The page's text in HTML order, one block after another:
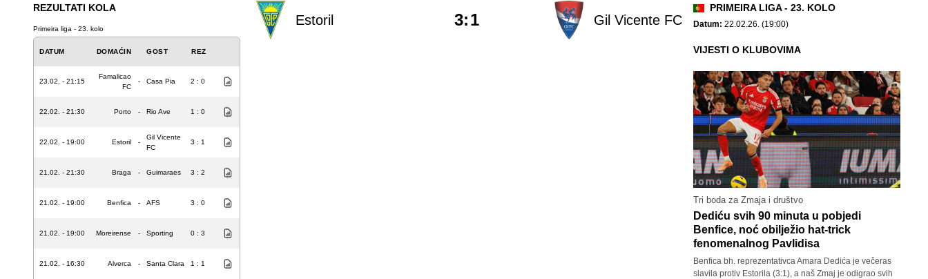
REZULTATI KOLA
Primeira liga - 23. kolo
DATUM DOMAĆIN GOST REZ
23.02. - 21:15
Famalicao
FC
- Casa Pia 2 : 0
22.02. - 21:30 Porto - Rio Ave 1 : 0
22.02. - 19:00 Estoril -
Gil Vicente
FC
3 : 1
21.02. - 21:30 Braga - Guimaraes 3 : 2
21.02. - 19:00 Benfica - AFS 3 : 0
21.02. - 19:00 Moreirense - Sporting 0 : 3
21.02. - 16:30 Alverca - Santa Clara 1 : 1
Estoril Gil Vicente FC
3:1
PRIMEIRA LIGA - 23. KOLO
Datum: 22.02.26. (19:00)
VIJESTI O KLUBOVIMA
Tri boda za Zmaja i društvo
Dediću svih 90 minuta u pobjedi
Benfice, noć obilježio hat-trick
fenomenalnog Pavlidisa
Benfica bh. reprezentativca Amara Dedića je večeras
slavila protiv Estorila (3:1), a naš Zmaj je odigrao svih